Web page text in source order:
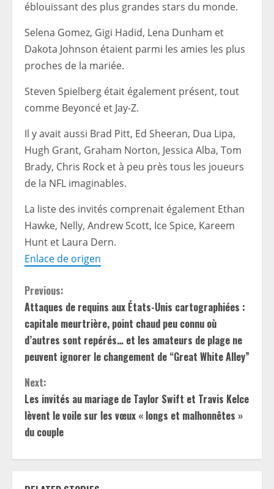
éblouissant des plus grandes stars du monde.
Selena Gomez, Gigi Hadid, Lena Dunham et
Dakota Johnson étaient parmi les amies les plus
proches de la mariée.
Steven Spielberg était également présent, tout
comme Beyoncé et Jay-Z.
Il y avait aussi Brad Pitt, Ed Sheeran, Dua Lipa,
Hugh Grant, Graham Norton, Jessica Alba, Tom
Brady, Chris Rock et à peu près tous les joueurs
de la NFL imaginables.
La liste des invités comprenait également Ethan
Hawke, Nelly, Andrew Scott, Ice Spice, Kareem
Hunt et Laura Dern.
Enlace de origen
C
o
n
t
i
n
Previous:
Attaques de requins aux États-Unis cartographiées :
capitale meurtrière, point chaud peu connu où
d’autres sont repérés… et les amateurs de plage ne
peuvent ignorer le changement de “Great White Alley”
Next:
Les invités au mariage de Taylor Swift et Travis Kelce
lèvent le voile sur les vœux « longs et malhonnêtes »
du couple